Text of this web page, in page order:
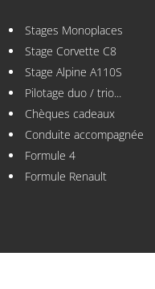
Stages Monoplaces
Stage Corvette C8
Stage Alpine A110S
Pilotage duo / trio...
Chèques cadeaux
Conduite accompagnée
Formule 4
Formule Renault